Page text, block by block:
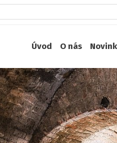
Úvod O nás